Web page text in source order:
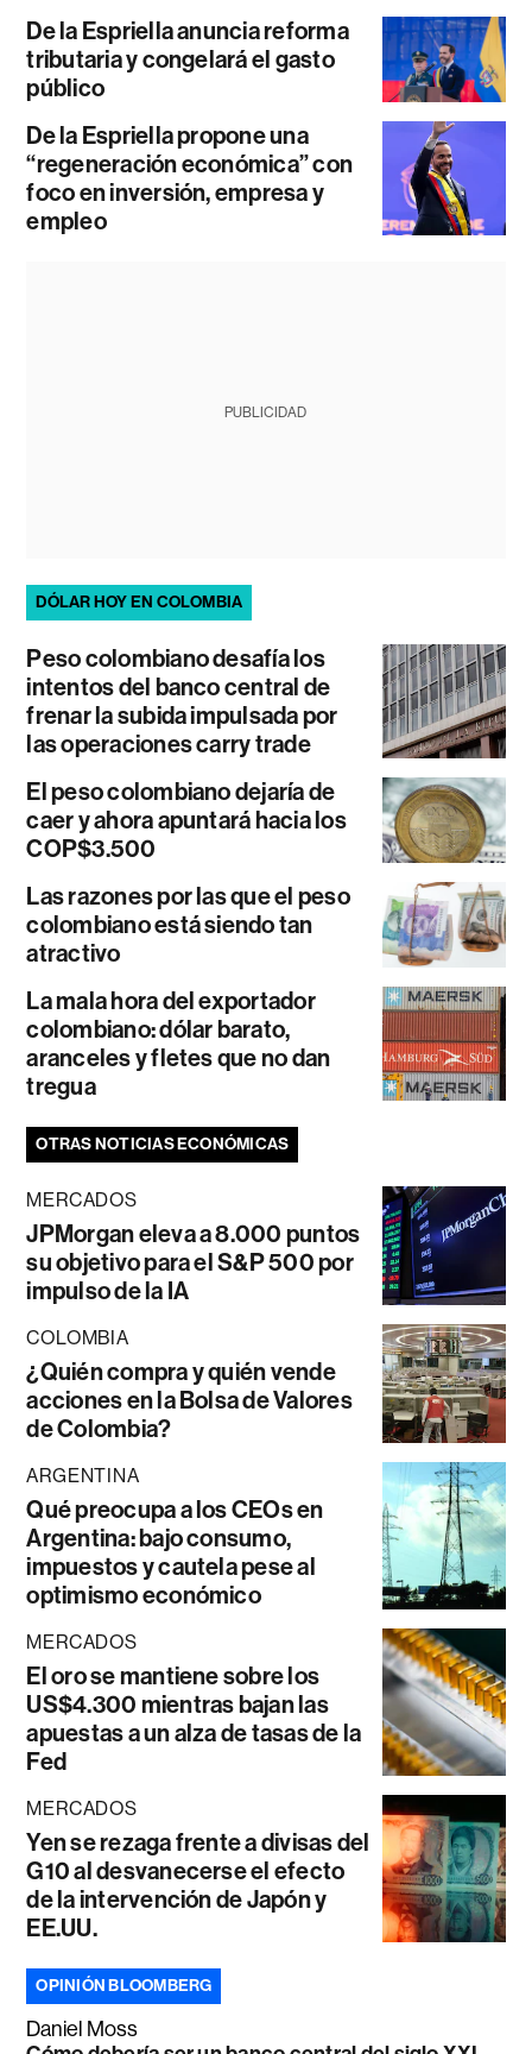
De la Espriella anuncia reforma
tributaria y congelará el gasto
público
De la Espriella propone una
“regeneración económica” con
foco en inversión, empresa y
empleo
PUBLICIDAD
DÓLAR HOY EN COLOMBIA
Peso colombiano desafía los
intentos del banco central de
frenar la subida impulsada por
las operaciones carry trade
El peso colombiano dejaría de
caer y ahora apuntará hacia los
COP$3.500
Las razones por las que el peso
colombiano está siendo tan
atractivo
La mala hora del exportador
colombiano: dólar barato,
aranceles y fletes que no dan
tregua
OTRAS NOTICIAS ECONÓMICAS
MERCADOS
JPMorgan eleva a 8.000 puntos
su objetivo para el S&P 500 por
impulso de la IA
COLOMBIA
¿Quién compra y quién vende
acciones en la Bolsa de Valores
de Colombia?
ARGENTINA
Qué preocupa a los CEOs en
Argentina: bajo consumo,
impuestos y cautela pese al
optimismo económico
MERCADOS
El oro se mantiene sobre los
US$4.300 mientras bajan las
apuestas a un alza de tasas de la
Fed
MERCADOS
Yen se rezaga frente a divisas del
G10 al desvanecerse el efecto
de la intervención de Japón y
EE.UU.
OPINIÓN BLOOMBERG
Daniel Moss